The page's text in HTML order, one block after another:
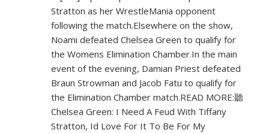
Stratton as her WrestleMania opponent
following the match.Elsewhere on the show,
Noami defeated Chelsea Green to qualify for
the Womens Elimination Chamber.In the main
event of the evening, Damian Priest defeated
Braun Strowman and Jacob Fatu to qualify for
the Elimination Chamber match.READ MORE:聽
Chelsea Green: I Need A Feud With Tiffany
Stratton, Id Love For It To Be For My